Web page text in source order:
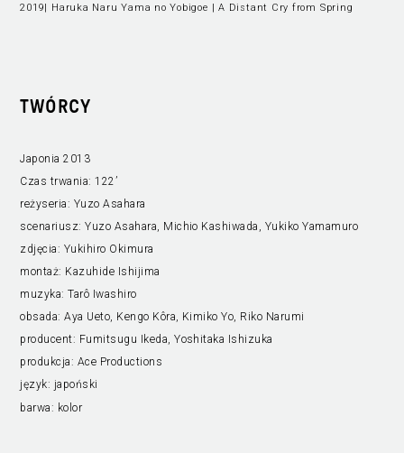
TWÓRCY
Japonia 2013
Czas trwania: 122’
reżyseria: Yuzo Asahara
scenariusz:Yuzo Asahara, Michio Kashiwada, Yukiko Yamamuro
zdjęcia: Yukihiro Okimura
montaż: Kazuhide Ishijima
muzyka:Tarô Iwashiro
obsada:Aya Ueto, Kengo Kôra, Kimiko Yo, Riko Narumi
producent: Fumitsugu Ikeda, Yoshitaka Ishizuka
produkcja: Ace Productions
język: japoński
barwa: kolor
2019| Haruka Naru Yama no Yobigoe | A Distant Cry from Spring